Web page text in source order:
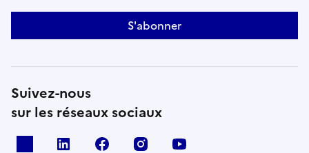
S'abonner
Suivez-nous
sur les réseaux sociaux
linkedin facebook instagram